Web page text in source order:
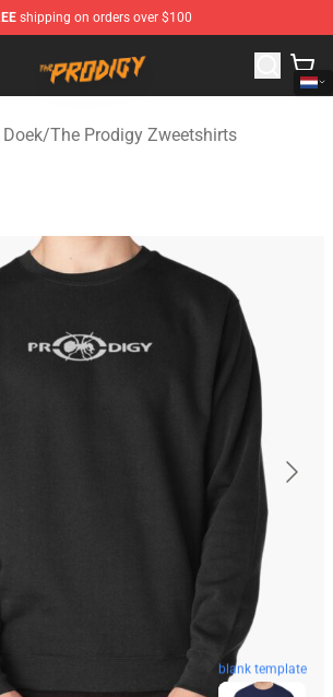
shipping on orders over $100
- Official The Prodigy Merchandise
/The Prodigy Zweetshirts
blank template